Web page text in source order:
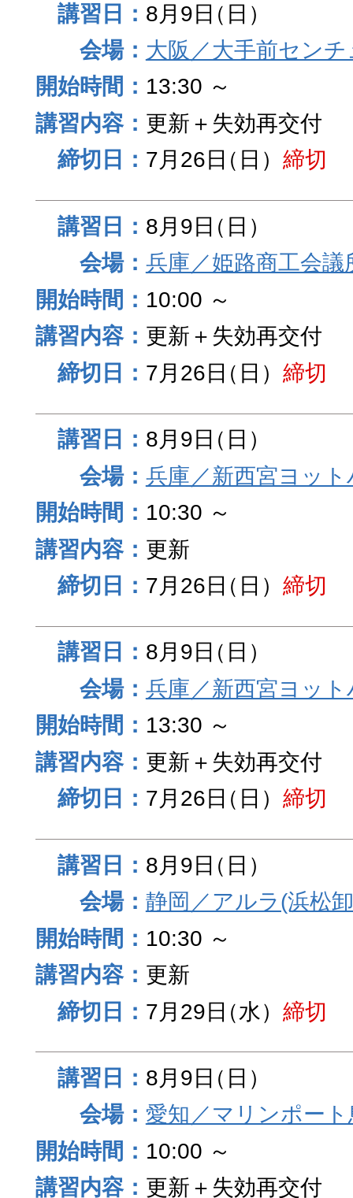
8月9日（日）
大阪／大手前セン
13:30 ～
更新＋失効再交付
7月26日（日） 締切
8月9日（日）
兵庫／姫路商工会議
10:00 ～
更新＋失効再交付
7月26日（日） 締切
8月9日（日）
兵庫／新西宮ヨッ
10:30 ～
更新
7月26日（日） 締切
8月9日（日）
兵庫／新西宮ヨッ
13:30 ～
更新＋失効再交付
7月26日（日） 締切
8月9日（日）
静岡／アルラ(浜松
10:30 ～
更新
7月29日（水） 締切
8月9日（日）
愛知／マリンポート
10:00 ～
更新＋失効再交付